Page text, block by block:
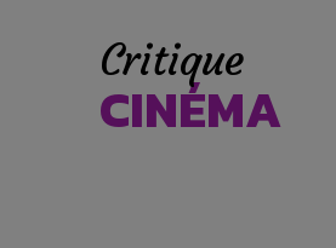
Critique
CINÉMA